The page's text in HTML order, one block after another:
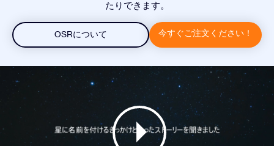
たりできます。
OSRについて 今すぐご注文ください！